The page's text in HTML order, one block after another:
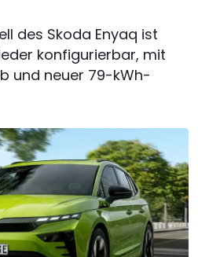
des Skoda Enyaq ist
konfigurierbar, mit
und neuer 79-kWh-